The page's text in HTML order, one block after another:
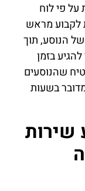
על פי לוח
לקבוע מראש
הנוסע, תוך
בזמן
שהנוסעים
בשעות
שירות